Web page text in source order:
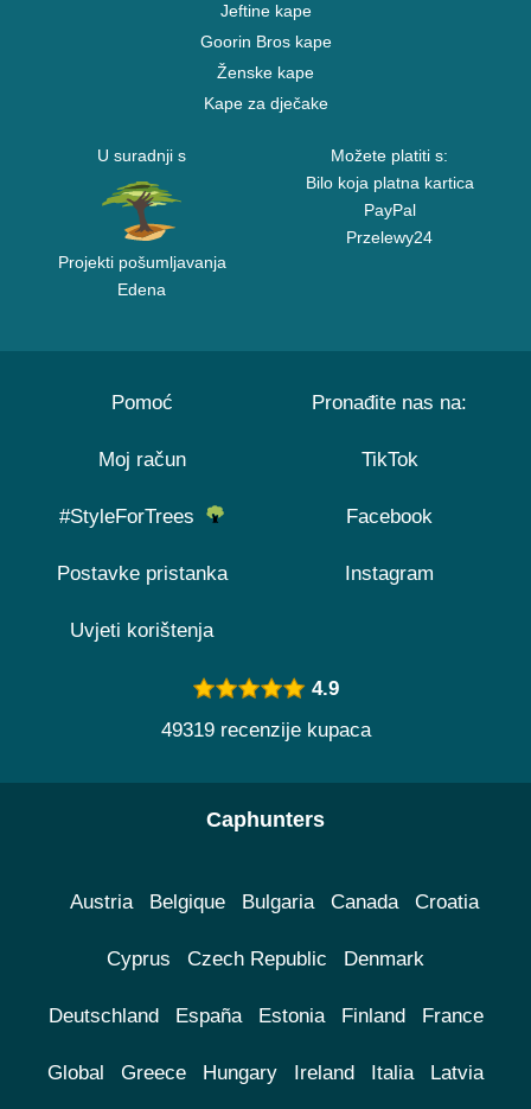
Jeftine kape
Goorin Bros kape
Ženske kape
Kape za dječake
U suradnji s
Projekti pošumljavanja
Edena
Možete platiti s:
Bilo koja platna kartica
PayPal
Przelewy24
Pomoć
Moj račun
#StyleForTrees
Postavke pristanka
Uvjeti korištenja
Pronađite nas na:
TikTok
Facebook
Instagram
4.9
49319 recenzije kupaca
Caphunters
Austria Belgique Bulgaria Canada Croatia
Cyprus Czech Republic Denmark
Deutschland España Estonia Finland France
Global Greece Hungary Ireland Italia Latvia